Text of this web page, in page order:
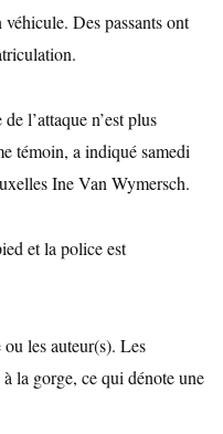
Des passants ont
l’attaque n’est plus
témoin, a indiqué samedi
Ine Van Wymersch.
et la police est
les auteur(s). Les
la gorge, ce qui dénote une